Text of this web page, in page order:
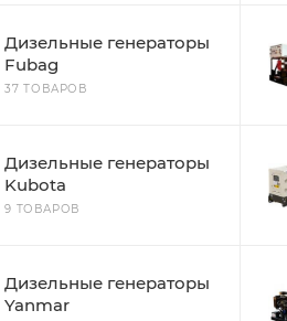
Дизельные генераторы
Fubag
37 ТОВАРОВ
Дизельные генераторы
Kubota
9 ТОВАРОВ
Дизельные генераторы
Yanmar